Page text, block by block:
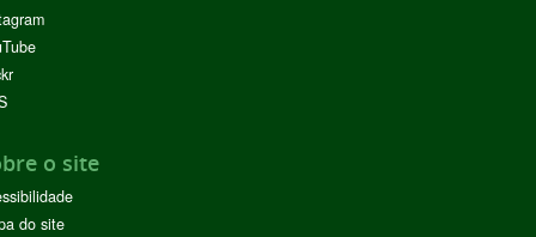
o site
do site